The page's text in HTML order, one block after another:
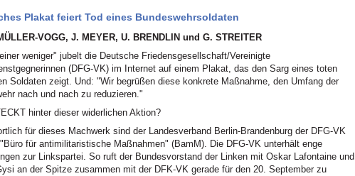
Plakat feiert Tod eines Bundeswehrsoldaten
VOGG, J. MEYER, U. BRENDLIN und G. STREITER
weniger" jubelt die Deutsche Friedensgesellschaft/Vereinigte
(DFG-VK) im Internet auf einem Plakat, das den Sarg eines toten
Soldaten zeigt. Und: "Wir begrüßen diese konkrete Maßnahme, den Umfang der
nach und nach zu reduzieren."
hinter dieser widerlichen Aktion?
für dieses Machwerk sind der Landesverband Berlin-Brandenburg der DFG-VK
für antimilitaristische Maßnahmen" (BamM). Die DFG-VK unterhält enge
zur Linkspartei. So ruft der Bundesvorstand der Linken mit Oskar Lafontaine und
an der Spitze zusammen mit der DFK-VK gerade für den 20. September zu